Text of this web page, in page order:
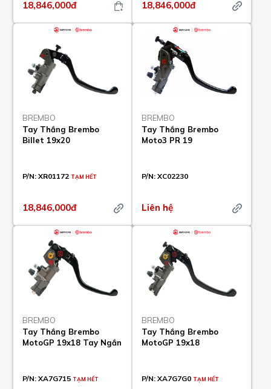
18,846,000đ 18,846,000đ
BREMBO
Tay Thắng Brembo
Billet 19x20
P/N: XR01172 TẠM HẾT
18,846,000đ
BREMBO
Tay Thắng Brembo
Moto3 PR 19
P/N: XC02230
Liên hệ
BREMBO
Tay Thắng Brembo
MotoGP 19x18 Tay Ngắn
P/N: XA7G715 TẠM HẾT
BREMBO
Tay Thắng Brembo
MotoGP 19x18
P/N: XA7G7G0 TẠM HẾT